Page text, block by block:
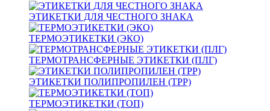
ЭТИКЕТКИ ДЛЯ ЧЕСТНОГО ЗНАКА
ТЕРМОЭТИКЕТКИ (ЭКО)
ТЕРМОТРАНСФЕРНЫЕ ЭТИКЕТКИ (ПЛГ)
ЭТИКЕТКИ ПОЛИПРОПИЛЕН (TPP)
ТЕРМОЭТИКЕТКИ (ТОП)